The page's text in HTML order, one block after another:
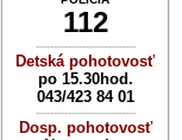
112
----------------------------
Detská pohotovosť
po 15.30hod.
043/423 84 01
----------------------------
Dosp. pohotovosť